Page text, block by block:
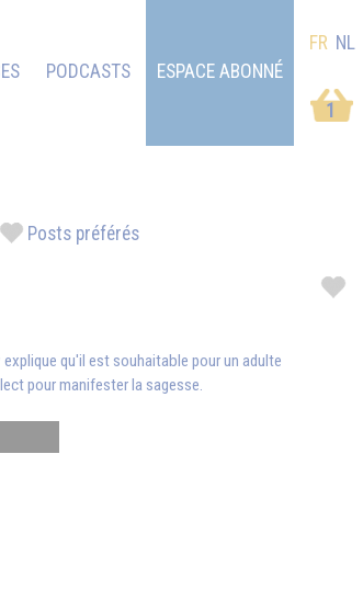
PODCASTS
1
ESPACE ABONNÉ
FR NL
Posts préférés
qu'il est souhaitable pour un adulte
pour manifester la sagesse.